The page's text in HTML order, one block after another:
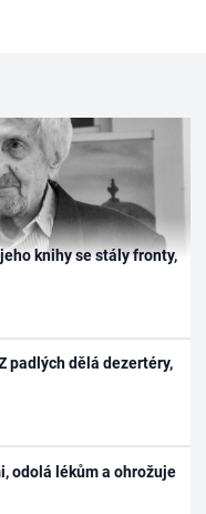
knihy se stály fronty,
padlých dělá dezertéry,
odolá lékům a ohrožuje